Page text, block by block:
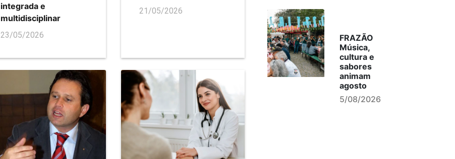
integrada e
multidisciplinar
23/05/2026
21/05/2026
FRAZÃO
Música,
cultura e
sabores
animam
agosto
5/08/2026